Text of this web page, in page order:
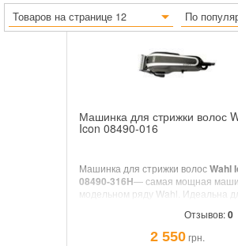
Товаров на странице 12 По
Машинка для стрижки волос
Icon 08490-016
Машинка для стрижки волосWahl
08490-316H― самая мощная
модельном ряду Wahl. Идеальна
Отзывов:0
2 550грн.